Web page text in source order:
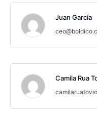
Juan García
Camila Rua